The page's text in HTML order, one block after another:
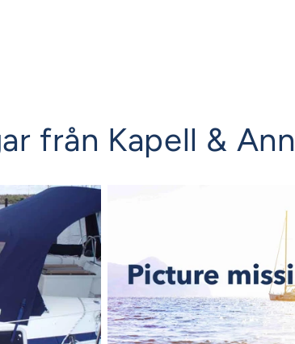
från Kapell &